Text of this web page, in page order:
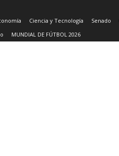
Ciencia y Tecnología Senado
MUNDIAL DE FÚTBOL 2026